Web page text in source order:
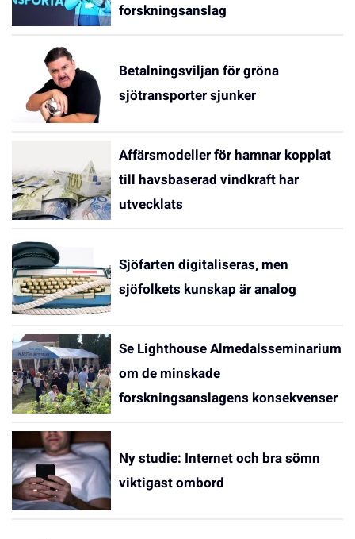
forskningsanslag
Betalningsviljan för gröna
sjötransporter sjunker
Affärsmodeller för hamnar kopplat
till havsbaserad vindkraft har
utvecklats
Sjöfarten digitaliseras, men
sjöfolkets kunskap är analog
Se Lighthouse Almedalsseminarium
om de minskade
forskningsanslagens konsekvenser
Ny studie: Internet och bra sömn
viktigast ombord